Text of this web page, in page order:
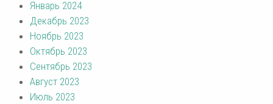
Январь 2024
Декабрь 2023
Ноябрь 2023
Октябрь 2023
Сентябрь 2023
Август 2023
Июль 2023